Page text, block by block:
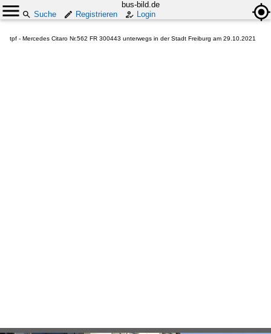
bus-bild.de
Suche
Registrieren Login
tpf - Mercedes Citaro Nr.562 FR 300443 unterwegs in der Stadt Freiburg am 29.10.2021